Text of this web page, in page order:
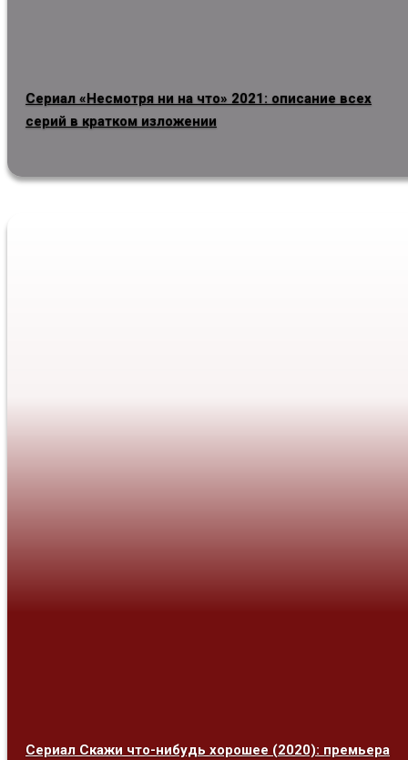
Сериал «Несмотря ни на что» 2021: описание всех
серий в кратком изложении
Сериал Скажи что-нибудь хорошее (2020): премьера